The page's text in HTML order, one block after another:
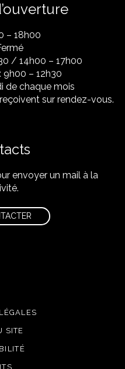
– 18h00
/ 14h00 – 17h00
9h00 – 12h30
de chaque mois
sur rendez-vous.
envoyer un mail à la
SITE